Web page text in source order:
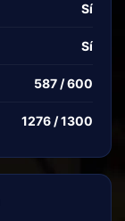
Sí
Sí
587 / 600
1276 / 1300